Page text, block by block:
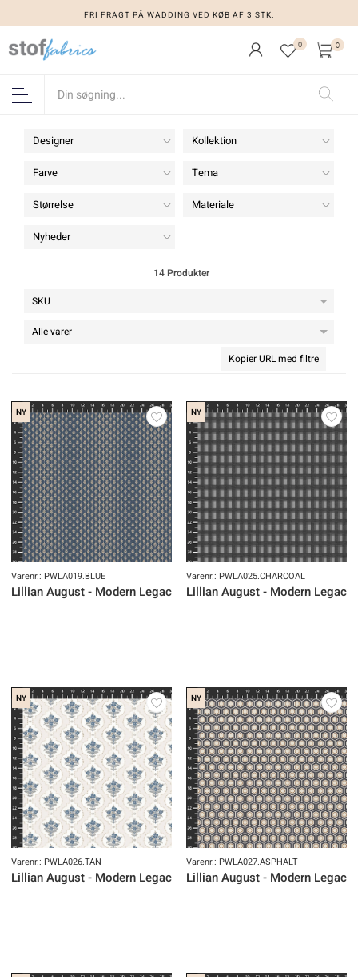
FRI FRAGT PÅ WADDING VED KØB AF 3 STK.
0 0
Designer Kollektion
Farve Tema
Størrelse Materiale
Nyheder
14 Produkter
Kopier URL med filtre
NY
Varenr.: PWLA019.BLUE
Lillian August - Modern Legacy
NY
Varenr.: PWLA025.CHARCOAL
Lillian August - Modern Legacy
NY
Varenr.: PWLA026.TAN
Lillian August - Modern Legacy
NY
Varenr.: PWLA027.ASPHALT
Lillian August - Modern Legacy